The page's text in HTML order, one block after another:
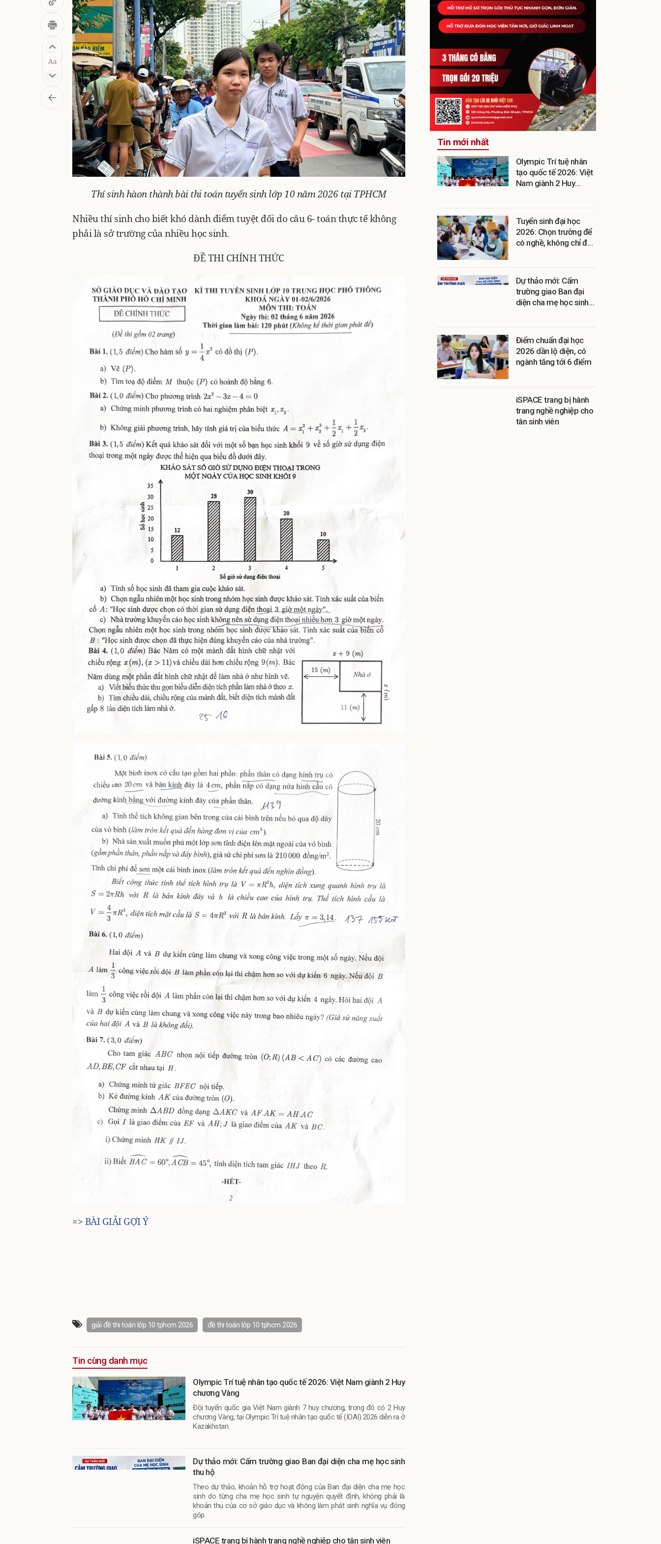
Thí sinh hàon thành bài thi toán tuyển sinh lớp 10 năm 2026 tại TPHCM
Nhiều thí sinh cho biết khó dành điểm tuyệt đối do câu 6- toán thực tế không
phải là sở trường của nhiều học sinh.
ĐỀ THI CHÍNH THỨC
=>BÀI GIẢI GỢI Ý
giải đề thi toán lớp 10 tphcm 2026 đề thi toán lớp 10 tphcm 2026
Tin cùng danh mục
Olympic Trí tuệ nhân tạo quốc tế 2026: Việt Nam giành 2 Huy
chương Vàng
Đội tuyển quốc gia Việt Nam giành 7 huy chương, trong đó có 2 Huy
chương Vàng, tại Olympic Trí tuệ nhân tạo quốc tế (IOAI) 2026 diễn ra ở
Kazakhstan.
Dự thảo mới: Cấm trường giao Ban đại diện cha mẹ học sinh
thu hộ
Theo dự thảo, khoản hỗ trợ hoạt động của Ban đại diện cha mẹ học
sinh do từng cha mẹ học sinh tự nguyện quyết định, không phải là
khoản thu của cơ sở giáo dục và không làm phát sinh nghĩa vụ đóng
góp.
iSPACE trang bị hành trang nghề nghiệp cho tân sinh viên
Tin mới nhất
Olympic Trí tuệ nhân
tạo quốc tế 2026: Việt
Nam giành 2 Huy
Tuyển sinh đại học
2026: Chọn trường để
có nghề, không chỉ để
Dự thảo mới: Cấm
trường giao Ban đại
diện cha mẹ học sinh
Điểm chuẩn đại học
2026 dần lộ diện, có
ngành tăng tới 6 điểm
iSPACE trang bị hành
trang nghề nghiệp cho
tân sinh viên